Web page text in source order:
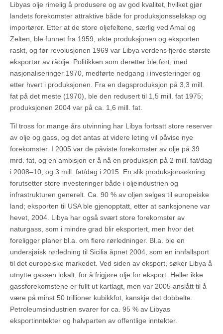
Libyas olje rimelig å produsere og av god kvalitet, hvilket gjør
landets forekomster attraktive både for produksjonsselskap og
importører. Etter at de store oljefeltene, særlig ved Amal og
Zelten, ble funnet fra 1959, økte produksjonen og eksporten
raskt, og før revolusjonen 1969 var Libya verdens fjerde største
eksportør av råolje. Politikken som deretter ble ført, med
nasjonaliseringer 1970, medførte nedgang i investeringer og
etter hvert i produksjonen. Fra en dagsproduksjon på 3,3 mill.
fat på det meste (1970), ble den redusert til 1,5 mill. fat 1975;
produksjonen 2004 var på ca. 1,6 mill. fat.
Til tross for mange års utvinning har Libya fortsatt store reserver
av olje og gass, og det antas at videre leting vil påvise nye
forekomster. I 2005 var de påviste forekomster av olje på 39
mrd. fat, og en ambisjon er å nå en produksjon på 2 mill. fat/dag
i 2008–10, og 3 mill. fat/dag i 2015. En slik produksjonsøkning
forutsetter store investeringer både i oljeindustrien og
infrastrukturen generelt. Ca. 90 % av oljen selges til europeiske
land; eksporten til USA ble gjenopptatt, etter at sanksjonene var
hevet, 2004. Libya har også svært store forekomster av
naturgass, som i mindre grad blir eksportert, men hvor det
foreligger planer bl.a. om flere rørledninger. Bl.a. ble en
undersjøisk rørledning til Sicilia åpnet 2004, som en innfallsport
til det europeiske markedet. Ved siden av eksport, søker Libya å
utnytte gassen lokalt, for å frigjøre olje for eksport. Heller ikke
gassforekomstene er fullt ut kartlagt, men var 2005 anslått til å
være på minst 50 trillioner kubikkfot, kanskje det dobbelte.
Petroleumsindustrien svarer for ca. 95 % av Libyas
eksportinntekter og halvparten av offentlige inntekter.